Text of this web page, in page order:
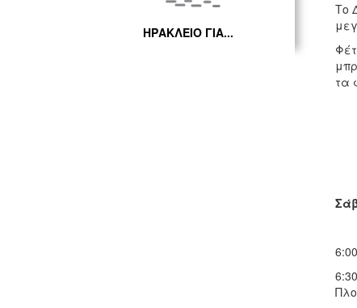
ΗΡΑΚΛΕΙΟ ΓΙΑ...
Το
τα